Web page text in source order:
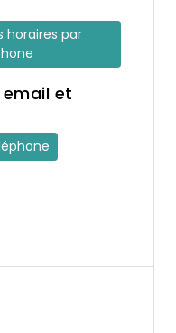
horaires par
et